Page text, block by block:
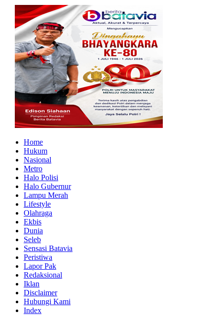
Home
Hukum
Nasional
Metro
Halo Polisi
Halo Gubernur
Lampu Merah
Lifestyle
Olahraga
Ekbis
Dunia
Seleb
Sensasi Batavia
Peristiwa
Lapor Pak
Redaksional
Iklan
Disclaimer
Hubungi Kami
Index